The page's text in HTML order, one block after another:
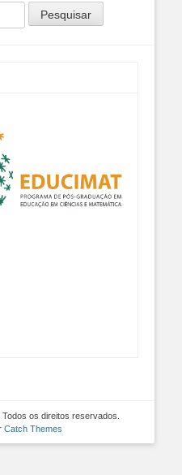
Todos os direitos reservados.
Catch Themes